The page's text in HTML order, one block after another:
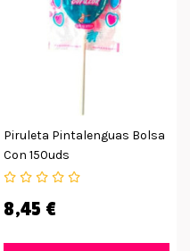
Piruleta Pintalenguas Bolsa
Con 150uds
8,45 €